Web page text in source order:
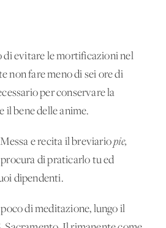
evitare le mortificazioni nel
non fare meno di sei ore di
per conservare la
bene delle anime.
e recita il breviariopie,
di praticarlo tu ed
dipendenti.
di meditazione, lungo il